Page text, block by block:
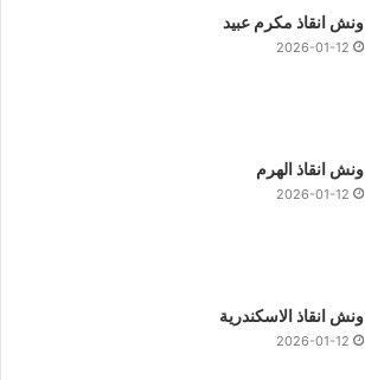
ونش انقاذ مكرم عبيد
2026-01-12
ونش انقاذ الهرم
2026-01-12
ونش انقاذ الاسكندرية
2026-01-12